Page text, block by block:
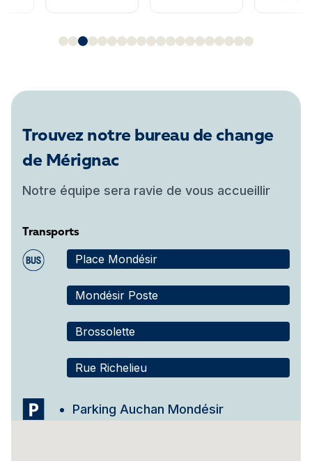
Trouvez notre bureau de change
de Mérignac
Notre équipe sera ravie de vous accueillir
Transports
Place Mondésir
Mondésir Poste
Brossolette
Rue Richelieu
Parking Auchan Mondésir